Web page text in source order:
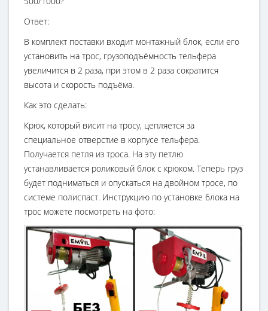
Ответ:
В комплект поставки входит монтажный блок, если его
установить на трос, грузоподъёмность тельфера
увеличится в 2 раза, при этом в 2 раза сократится
высота и скорость подъёма.
Как это сделать:
Крюк, который висит на тросу, цепляется за
специальное отверстие в корпусе тельфера.
Получается петля из троса. На эту петлю
устанавливается роликовый блок с крюком. Теперь груз
будет подниматься и опускаться на двойном тросе, по
системе полиспаст. Инструкцию по установке блока на
трос можете посмотреть на фото: